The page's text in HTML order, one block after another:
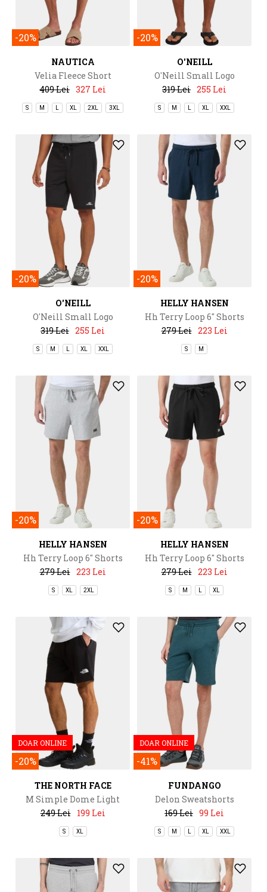
-20%
NAUTICA
Velia Fleece Short
409 Lei 327 Lei
S M XL 2XL 3XL
-20%
O'NEILL
O'Neill Small Logo
Sweatshorts
319 Lei 255 Lei
S M XL XXL
-20%
O'NEILL
O'Neill Small Logo
Sweatshorts
319 Lei 255 Lei
S M XL XXL
-20%
HELLY HANSEN
Hh Terry Loop 6" Shorts
279 Lei 223 Lei
S M
-20%
HELLY HANSEN
Hh Terry Loop 6" Shorts
279 Lei 223 Lei
S XL 2XL
-20%
HELLY HANSEN
Hh Terry Loop 6" Shorts
279 Lei 223 Lei
S M XL
DOAR ONLINE
-20%
THE NORTH FACE
M Simple Dome Light
Regular Shorts
249 Lei 199 Lei
S XL
DOAR ONLINE
-41%
FUNDANGO
Delon Sweatshorts
169 Lei 99 Lei
S M XL XXL